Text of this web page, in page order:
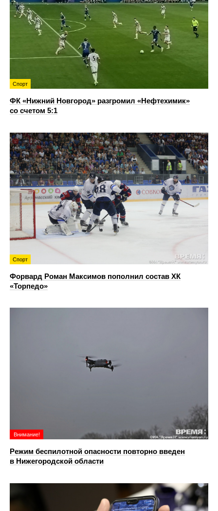
Спорт
ФК «Нижний Новгород» разгромил «Нефтехимик»
со счетом 5:1
Спорт
Форвард Роман Максимов пополнил состав ХК
«Торпедо»
Внимание!
Режим беспилотной опасности повторно введен
в Нижегородской области